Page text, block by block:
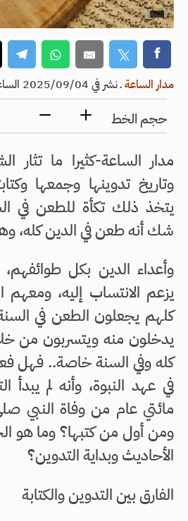
مدار الساعةـنشر في 2025/09/04 الساعة 16:09
حجم الخط
مدار الساعة-كثيرا ما
وتاريخ تدوينها وجمعها
يتخذ ذلك تكأة للطعن في
شك أنه طعن في الدين كله،
وأعداء الدين بكل
يزعم الانتساب إليه،
كلهم يجعلون الطعن في السنة
يدخلون منه ويتسربون من
كله وفي السنة خاصة.. فهل
في عهد النبوة، وأنه لم يبدأ
مائتي عام من وفاة النبي
ومن أول من كتبها؟ وما هو
الأحاديث وبداية التدوين؟
الفارق بين التدوين والكتابة